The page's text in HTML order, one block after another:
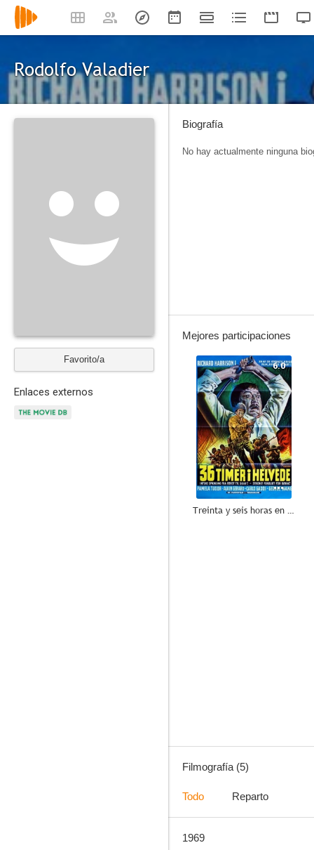
Rodolfo Valadier
Favorito/a
Enlaces externos
Biografía
No hay actualmente ninguna
Mejores participaciones
6.0
Treinta y seis horas en el infierno
Filmografía (5)
Todo Reparto
1969